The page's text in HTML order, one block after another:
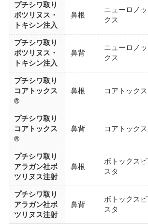
プチシワ取り
ボツリヌス・
トキシン注入
鼻根
ニューロノッ
クス
プチシワ取り
ボツリヌス・
トキシン注入
鼻背
ニューロノッ
クス
プチシワ取り
コアトックス
®
鼻根 コアトックス
プチシワ取り
コアトックス
®
鼻背 コアトックス
プチシワ取り
アラガン社ボ
ツリヌス注射
鼻根
ボトックスビ
スタ
プチシワ取り
アラガン社ボ
ツリヌス注射
鼻背
ボトックスビ
スタ